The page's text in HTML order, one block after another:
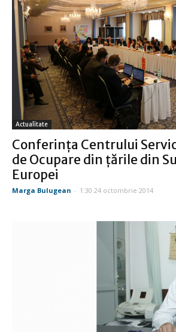
Actualitate
Conferinţa Centrului
de Ocupare din ţările din
Europei
Marga Bulugean - 1:30 24 octombrie 2014